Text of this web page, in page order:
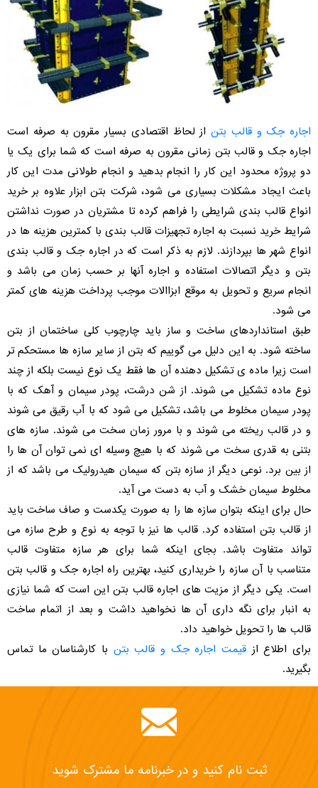
اجاره جک و قالب بتن از لحاظ اقتصادی بسیار مقرون به صرفه است
اجاره جک و قالب بتن زمانی مقرون به صرفه است که شما برای یک یا
دو پروژه محدود این کار را انجام بدهید و انجام طولانی مدت این کار
باعث ایجاد مشکلات بسیاری می شود، شرکت بتن ابزار علاوه بر خرید
انواع قالب بندی شرایطی را فراهم کرده تا مشتریان در صورت نداشتن
شرایط خرید نسبت به اجاره تجهیزات قالب بندی با کمترین هزینه ها در
انواع شهر ها بپردازند. لازم به ذکر است که در اجاره جک و قالب بندی
بتن و دیگر اتصالات استفاده و اجاره آنها بر حسب زمان می باشد و
انجام سریع و تحویل به موقع ابزاالات موجب پرداخت هزینه های کمتر
می شود.
طبق استانداردهای ساخت و ساز باید چارچوب کلی ساختمان از بتن
ساخته شود. به این دلیل می گوییم که بتن از سایر سازه ها مستحکم تر
است زیرا ماده ی تشکیل دهنده آن ها فقط یک نوع نیست بلکه از چند
نوع ماده تشکیل می شوند. از شن درشت، پودر سیمان و آهک که با
پودر سیمان مخلوط می باشد، تشکیل می شود که با آب رقیق می شوند
و در قالب ریخته می شوند و با مرور زمان سخت می شوند. سازه های
بتنی به قدری سخت می شوند که با هیچ وسیله ای نمی توان آن ها را
از بین برد. نوعی دیگر از سازه بتن که سیمان هیدرولیک می باشد که از
مخلوط سیمان خشک و آب به دست می آید.
حال برای اینکه بتوان سازه ها را به صورت یکدست و صاف ساخت باید
از قالب بتن استفاده کرد. قالب ها نیز با توجه به نوع و طرح سازه می
تواند متفاوت باشد. بجای اینکه شما برای هر سازه متفاوت قالب
متناسب با آن سازه را خریداری کنید، بهترین راه اجاره جک و قالب بتن
است. یکی دیگر از مزیت های اجاره قالب بتن این است که شما نیازی
به انبار برای نگه داری آن ها نخواهید داشت و بعد از اتمام ساخت
قالب ها را تحویل خواهید داد.
برای اطلاع از قیمت اجاره جک و قالب بتن با کارشناسان ما تماس
بگیرید.
ثبت نام کنید و در خبرنامه ما مشترک شوید